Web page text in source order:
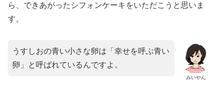
ら、できあがったシフォンケーキをいただこうと思いま
す。
みいやん
うすしおの青い小さな卵は「幸せを呼ぶ青い
卵」と呼ばれているんですよ。